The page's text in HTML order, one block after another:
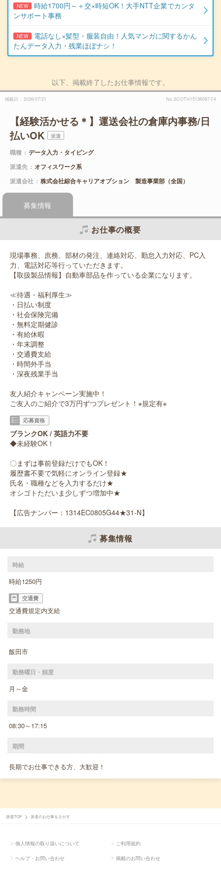
NEW
時給1700円～＋交×時短OK！大手NTT企業でカンタ
ンサポート事務
NEW
電話なし×髪型・服装自由！人気マンガに関するかん
たんデータ入力・残業ほぼナシ！
以下、掲載終了したお仕事情報です。
掲載日 2026/07/21 No.SCOTH15136597-T4
【経験活かせる＊】運送会社の倉庫内事務/日
払いOK
派遣
職種
データ入力・タイピング
派遣先
オフィスワーク系
派遣会社
株式会社綜合キャリアオプション 製造事業部（全国）
募集情報
お仕事の概要
現場事務、庶務、部材の発注、連絡対応、勤怠入力対応、PC入
力、電話対応等行っていただきます。
【取扱製品情報】自動車部品を作っている企業になります。
≪待遇・福利厚生≫
・日払い制度
・社会保険完備
・無料定期健診
・有給休暇
・年末調整
・交通費支給
・時間外手当
・深夜残業手当
友人紹介キャンペーン実施中！
ご友人のご紹介で3万円ずつプレゼント！※規定有※
応募資格
ブランクOK / 英語力不要
◆未経験OK！
〇まずは事前登録だけでもOK！
履歴書不要で気軽にオンライン登録★
氏名・職種などを入力するだけ★
オシゴトただいま少しずつ増加中★
【広告ナンバー：1314EC0805G44★31-N】
募集情報
時給
時給1250円
交通費
交通費規定内支給
勤務地
飯田市
勤務曜日・頻度
月～金
勤務時間
08:30～17:15
期間
長期でお仕事できる方、大歓迎！
派遣TOP 派遣のお仕事をさがす
個人情報の取り扱いについて ご利用規約
ヘルプ・お問い合わせ 掲載のお問い合わせ